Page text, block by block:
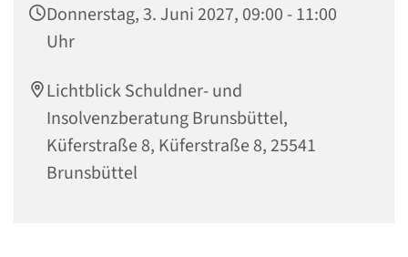
Donnerstag, 3. Juni 2027, 09:00 - 11:00
Uhr
Lichtblick Schuldner- und
Insolvenzberatung Brunsbüttel,
Küferstraße 8, Küferstraße 8, 25541
Brunsbüttel